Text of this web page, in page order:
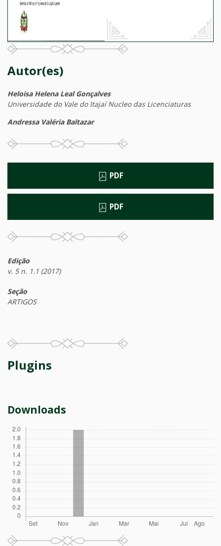
Autor(es)
Heloisa Helena Leal Gonçalves
Universidade do Vale do Itajaí Nucleo das Licenciaturas
Andressa Valéria Baltazar
PDF
PDF
Edição
v. 5 n. 1.1 (2017)
Seção
ARTIGOS
Plugins
Downloads